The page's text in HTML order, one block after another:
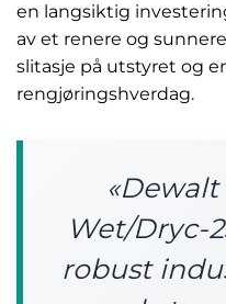
en langsiktig
av et renere og
slitasje på utstyret og
rengjøringshverdag.
Wet/Dryc-
robust